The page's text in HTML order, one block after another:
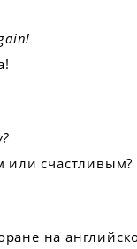
или счастливым?